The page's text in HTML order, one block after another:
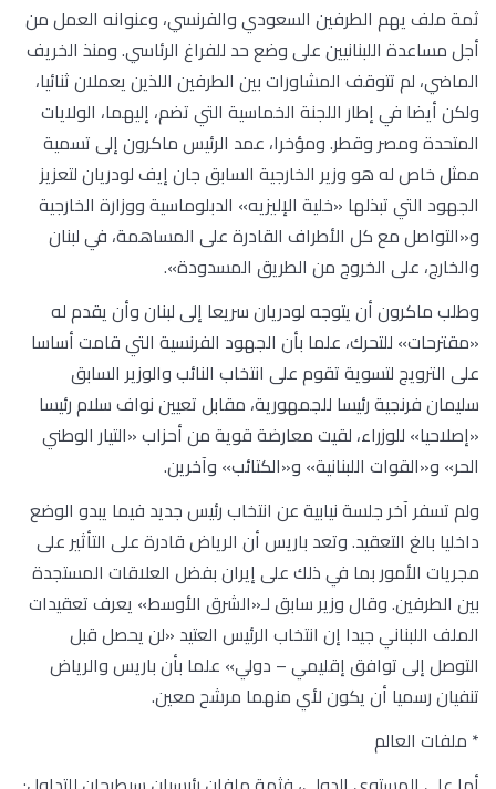
ثمة ملف يهم الطرفين السعودي والفرنسي، وعنوانه العمل من
أجل مساعدة اللبنانيين على وضع حد للفراغ الرئاسي. ومنذ الخريف
الماضي، لم تتوقف المشاورات بين الطرفين اللذين يعملان ثنائيا،
ولكن أيضا في إطار اللجنة الخماسية التي تضم، إليهما، الولايات
المتحدة ومصر وقطر. ومؤخرا، عمد الرئيس ماكرون إلى تسمية
ممثل خاص له هو وزير الخارجية السابق جان إيف لودريان لتعزيز
الجهود التي تبذلها «خلية الإليزيه» الدبلوماسية ووزارة الخارجية
و«التواصل مع كل الأطراف القادرة على المساهمة، في لبنان
والخارج، على الخروج من الطريق المسدودة».
وطلب ماكرون أن يتوجه لودريان سريعا إلى لبنان وأن يقدم له
«مقترحات» للتحرك، علما بأن الجهود الفرنسية التي قامت أساسا
على الترويج لتسوية تقوم على انتخاب النائب والوزير السابق
سليمان فرنجية رئيسا للجمهورية، مقابل تعيين نواف سلام رئيسا
«إصلاحيا» للوزراء، لقيت معارضة قوية من أحزاب «التيار الوطني
الحر» و«القوات اللبنانية» و«الكتائب» وآخرين.
ولم تسفر آخر جلسة نيابية عن انتخاب رئيس جديد فيما يبدو الوضع
داخليا بالغ التعقيد. وتعد باريس أن الرياض قادرة على التأثير على
مجريات الأمور بما في ذلك على إيران بفضل العلاقات المستجدة
بين الطرفين. وقال وزير سابق لـ«الشرق الأوسط» يعرف تعقيدات
الملف اللبناني جيدا إن انتخاب الرئيس العتيد «لن يحصل قبل
التوصل إلى توافق إقليمي – دولي» علما بأن باريس والرياض
تنفيان رسميا أن يكون لأي منهما مرشح معين.
* ملفات العالم